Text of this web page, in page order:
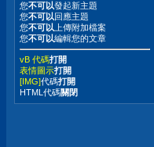
您不可以發起新主題
您不可以回應主題
您不可以 上傳附加檔案
您不可以編輯您的文章
vB 代碼打開
表情圖示打開
[IMG]代碼打開
HTML代碼關閉